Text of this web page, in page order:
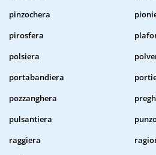
pinzochera
pirosfera
polsiera
portabandiera
pozzanghera
pulsantiera
raggiera